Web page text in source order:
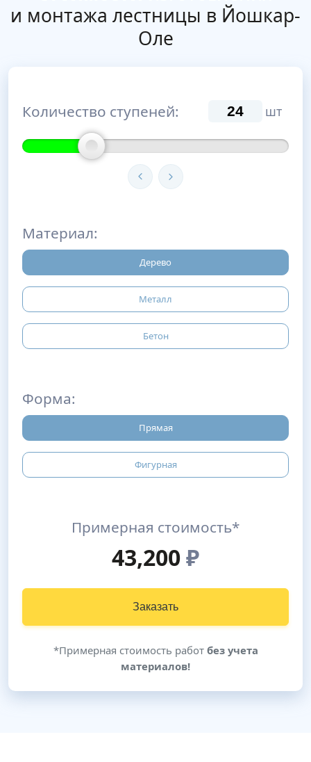
и монтажа лестницы в Йошкар-
Оле
Количество ступеней: шт
Материал:
Дерево
Металл
Бетон
Форма:
Прямая
Фигурная
Примерная стоимость*
43,200₽
Заказать
*Примерная стоимость работ без учета
материалов!